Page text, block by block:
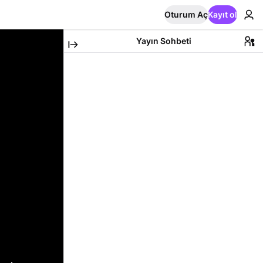
Oturum AçKayıt ol
Yayın Sohbeti